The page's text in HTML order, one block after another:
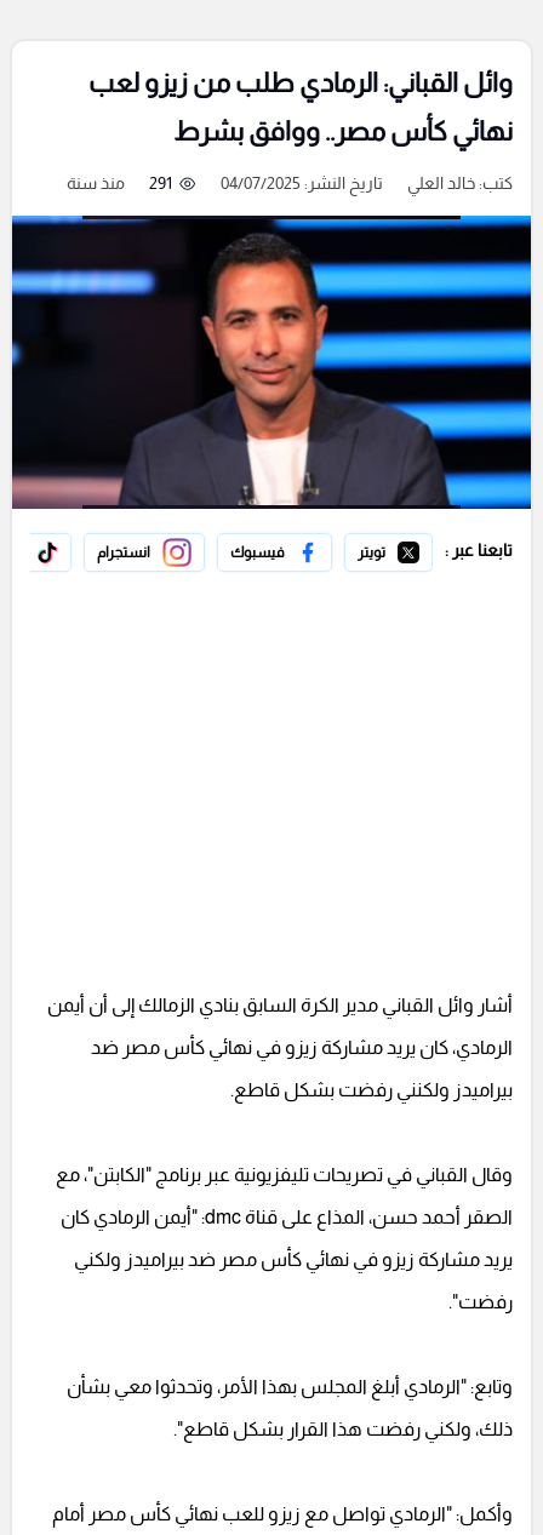
وائل القباني: الرمادي طلب من زيزو لعب
نهائي كأس مصر.. ووافق بشرط
كتب:خالد العلي تاريخ النشر: 04/07/2025 291 منذ سنة
تابعنا عبر : تويتر فيسبوك انستجرام
أشار وائل القباني مدير الكرة السابق بنادي الزمالك إلى أن أيمن
الرمادي، كان يريد مشاركة زيزو في نهائي كأس مصر ضد
بيراميدز ولكنني رفضت بشكل قاطع.
وقال القباني في تصريحات تليفزيونية عبر برنامج "الكابتن"، مع
الصقر أحمد حسن، المذاع على قناة dmc: "أيمن الرمادي كان
يريد مشاركة زيزو في نهائي كأس مصر ضد بيراميدز ولكني
رفضت".
وتابع: "الرمادي أبلغ المجلس بهذا الأمر، وتحدثوا معي بشأن
ذلك، ولكني رفضت هذا القرار بشكل قاطع".
وأكمل: "الرمادي تواصل مع زيزو للعب نهائي كأس مصر أمام